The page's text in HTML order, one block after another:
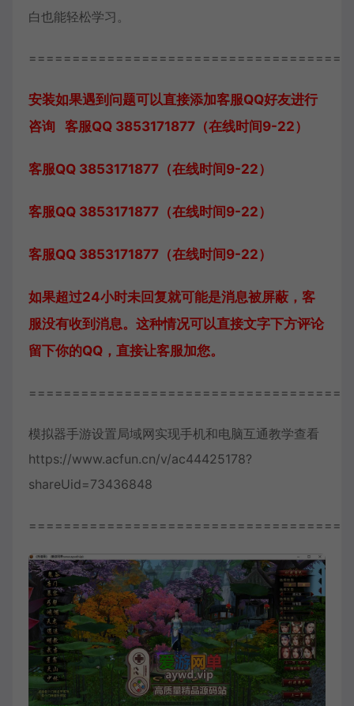
白也能轻松学习。
安装如果遇到问题可以直接添加客服QQ好友进行
咨询 客服QQ 3853171877（在线时间9-22）
客服QQ 3853171877（在线时间9-22）
客服QQ 3853171877（在线时间9-22）
客服QQ 3853171877（在线时间9-22）
如果超过24小时未回复就可能是消息被屏蔽，客
服没有收到消息。这种情况可以直接文字下方评论
留下你的QQ，直接让客服加您。
模拟器手游设置局域网实现手机和电脑互通教学查看
https://www.acfun.cn/v/ac44425178?
shareUid=73436848